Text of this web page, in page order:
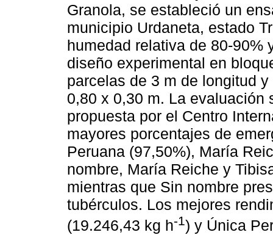
Granola, se estableció un
municipio Urdaneta, estado
humedad relativa de 80-90%
diseño experimental en
parcelas de 3 m de longitud
0,80 x 0,30 m. La
propuesta por el Centro
mayores porcentajes de
Peruana (97,50%), María
nombre, María Reiche y
mientras que Sin nombre
tubérculos. Los mejores
(19.246,43 kg h-1) y Única